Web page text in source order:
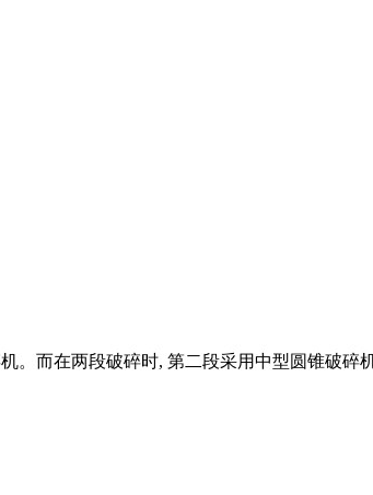
而在两段破碎时, 第二段采用中型圆锥破碎